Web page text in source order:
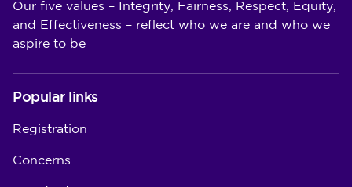
Our five values – Integrity, Fairness, Respect, Equity,
and Effectiveness – reflect who we are and who we
aspire to be
Popular links
Registration
Concerns